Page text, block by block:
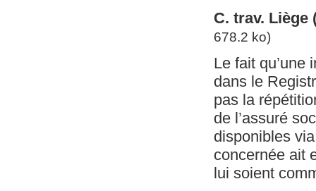
C. trav. Liège
678.2 ko)
Le fait qu’une
dans le
pas la
de l’assuré
disponibles
concernée ait
lui soient